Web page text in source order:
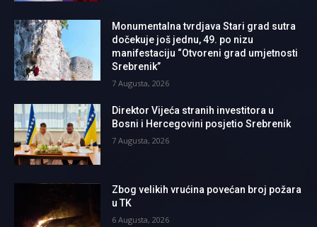
Monumentalna tvrdjava Stari grad sutra
dočekuje još jednu, 49. po nizu
manifestaciju “Otvoreni grad umjetnosti
Srebrenik”
7 Augusta, 2026
Direktor Vijeća stranih investitora u
Bosni i Hercegovini posjetio Srebrenik
7 Augusta, 2026
Zbog velikih vrućina povećan broj požara
u TK
6 Augusta, 2026